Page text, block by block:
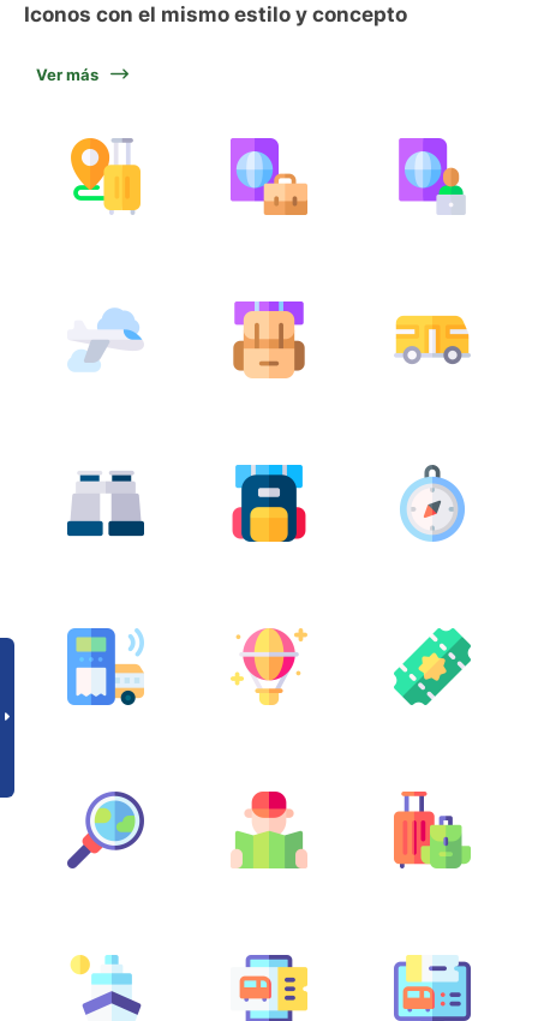
Iconos con el mismo estilo y concepto
Ver más